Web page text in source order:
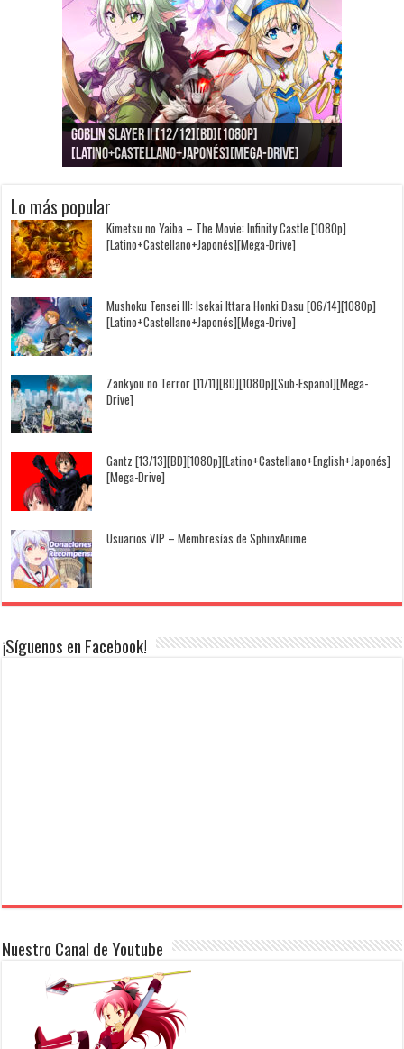
Goblin Slayer II [12/12][BD][1080p]
[Latino+Castellano+Japonés][Mega-Drive]
Jujutsu Kaisen: Kaigyoku/Gyokusetsu [1080p]
[Latino+Japonés][Mega-Drive]
Kimi to, Nami ni Noretara [BD][1080p]
[Latino+Castellano+Japonés][Mega-Drive]
Nukitashi the Animation [11/11+OVAS][BD]
[1080p][Sub-Español][Mega-Drive]
Kimi wa Houkago Insomnia [13/13][BD][1080p]
[Castellano+English+Japonés][Mega-Drive]
Getsuyoubi no Tawawa [12/12+Especiales][BD]
[1080p][Sub-Español][Mega-Drive]
Lo más popular
Kimetsu no Yaiba – The Movie: Infinity Castle [1080p]
[Latino+Castellano+Japonés][Mega-Drive]
Mushoku Tensei III: Isekai Ittara Honki Dasu [06/14][1080p]
[Latino+Castellano+Japonés][Mega-Drive]
Zankyou no Terror [11/11][BD][1080p][Sub-Español][Mega-
Drive]
Gantz [13/13][BD][1080p][Latino+Castellano+English+Japonés]
[Mega-Drive]
Usuarios VIP – Membresías de SphinxAnime
¡Síguenos en Facebook!
Nuestro Canal de Youtube